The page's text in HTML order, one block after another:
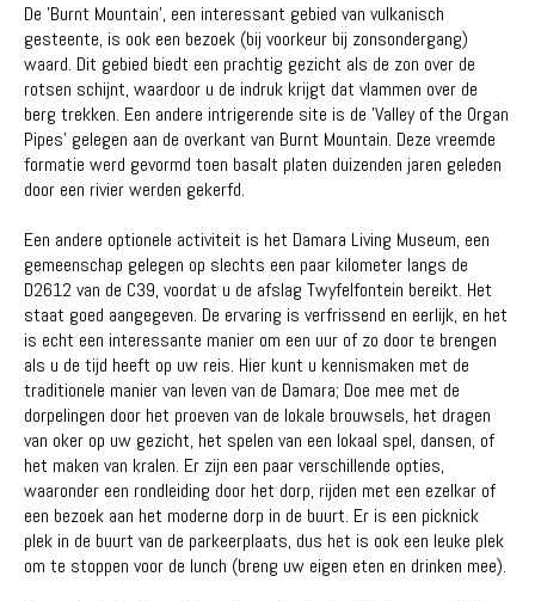
De 'Burnt Mountain', een interessant gebied van vulkanisch
gesteente, is ook een bezoek (bij voorkeur bij zonsondergang)
waard. Dit gebied biedt een prachtig gezicht als de zon over de
rotsen schijnt, waardoor u de indruk krijgt dat vlammen over de
berg trekken. Een andere intrigerende site is de 'Valley of the Organ
Pipes' gelegen aan de overkant van Burnt Mountain. Deze vreemde
formatie werd gevormd toen basalt platen duizenden jaren geleden
door een rivier werden gekerfd.
Een andere optionele activiteit is het Damara Living Museum, een
gemeenschap gelegen op slechts een paar kilometer langs de
D2612 van de C39, voordat u de afslag Twyfelfontein bereikt. Het
staat goed aangegeven. De ervaring is verfrissend en eerlijk, en het
is echt een interessante manier om een ​​uur of zo door te brengen
als u de tijd heeft op uw reis. Hier kunt u kennismaken met de
traditionele manier van leven van de Damara; Doe mee met de
dorpelingen door het proeven van de lokale brouwsels, het dragen
van oker op uw gezicht, het spelen van een lokaal spel, dansen, of
het maken van kralen. Er zijn een paar verschillende opties,
waaronder een rondleiding door het dorp, rijden met een ezelkar of
een bezoek aan het moderne dorp in de buurt. Er is een picknick
plek in de buurt van de parkeerplaats, dus het is ook een leuke plek
om te stoppen voor de lunch (breng uw eigen eten en drinken mee).